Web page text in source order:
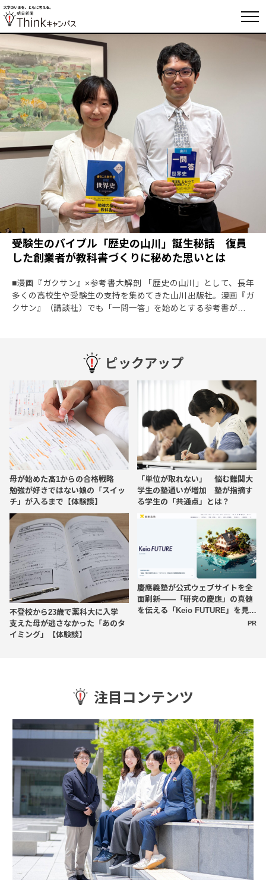
受験生のバイブル「歴史の山川」誕生秘話 復員
した創業者が教科書づくりに秘めた思いとは
■漫画『ガクサン』×参考書大解剖 「歴史の山川」として、長年
多くの高校生や受験生の支持を集めてきた山川出版社。漫画『ガ
クサン』（講談社）でも「一問一答」を始めとする参考書が、主
ピックアップ
母が始めた高1からの合格戦略
勉強が好きではない娘の「スイッ
チ」が入るまで【体験談】
「単位が取れない」 悩む難関大
学生の塾通いが増加 塾が指摘す
る学生の「共通点」とは？
不登校から23歳で薬科大に入学
支えた母が逃さなかった「あのタ
イミング」【体験談】
慶應義塾が公式ウェブサイトを全
面刷新――「研究の慶應」の真髄
を伝える「Keio FUTURE」を見逃
PR
注目コンテンツ